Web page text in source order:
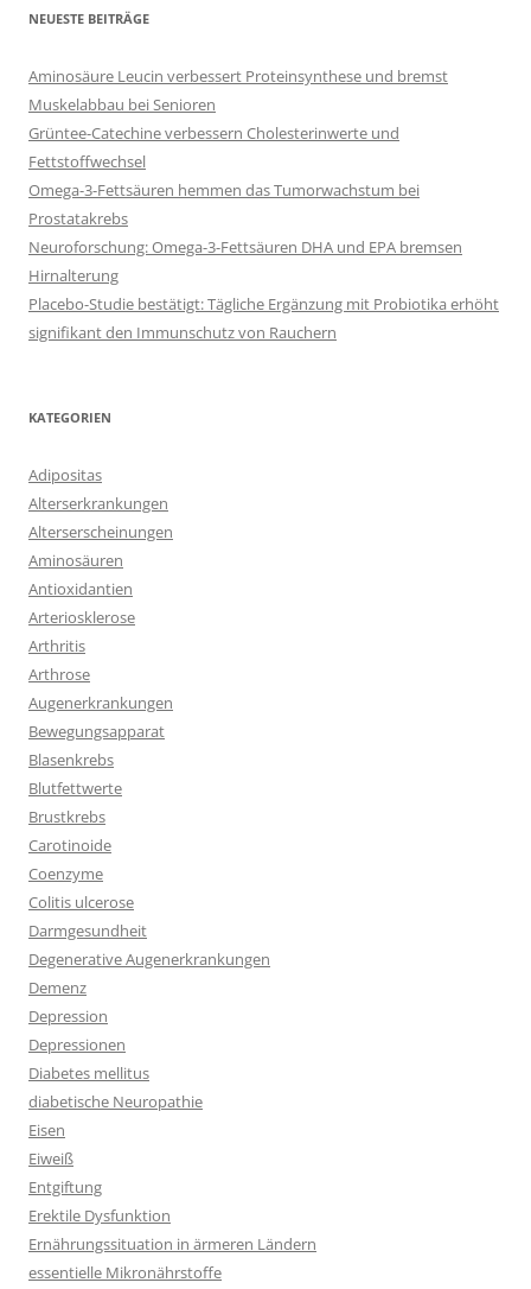
NEUESTE BEITRÄGE
Aminosäure Leucin verbessert Proteinsynthese und bremst
Muskelabbau bei Senioren
Grüntee-Catechine verbessern Cholesterinwerte und
Fettstoffwechsel
Omega-3-Fettsäuren hemmen das Tumorwachstum bei
Prostatakrebs
Neuroforschung: Omega-3-Fettsäuren DHA und EPA bremsen
Hirnalterung
Placebo-Studie bestätigt: Tägliche Ergänzung mit Probiotika erhöht
signifikant den Immunschutz von Rauchern
KATEGORIEN
Adipositas
Alterserkrankungen
Alterserscheinungen
Aminosäuren
Antioxidantien
Arteriosklerose
Arthritis
Arthrose
Augenerkrankungen
Bewegungsapparat
Blasenkrebs
Blutfettwerte
Brustkrebs
Carotinoide
Coenzyme
Colitis ulcerose
Darmgesundheit
Degenerative Augenerkrankungen
Demenz
Depression
Depressionen
Diabetes mellitus
diabetische Neuropathie
Eisen
Eiweiß
Entgiftung
Erektile Dysfunktion
Ernährungssituation in ärmeren Ländern
essentielle Mikronährstoffe